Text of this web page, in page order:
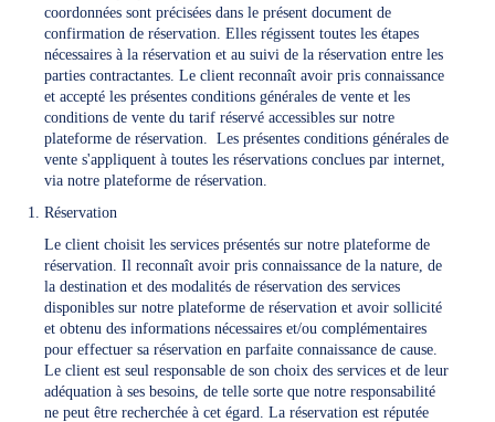
coordonnées sont précisées dans le présent document de
confirmation de réservation. Elles régissent toutes les étapes
nécessaires à la réservation et au suivi de la réservation entre les
parties contractantes. Le client reconnaît avoir pris connaissance
et accepté les présentes conditions générales de vente et les
conditions de vente du tarif réservé accessibles sur notre
plateforme de réservation. Les présentes conditions générales de
vente s'appliquent à toutes les réservations conclues par internet,
via notre plateforme de réservation.
Réservation
Le client choisit les services présentés sur notre plateforme de
réservation. Il reconnaît avoir pris connaissance de la nature, de
la destination et des modalités de réservation des services
disponibles sur notre plateforme de réservation et avoir sollicité
et obtenu des informations nécessaires et/ou complémentaires
pour effectuer sa réservation en parfaite connaissance de cause.
Le client est seul responsable de son choix des services et de leur
adéquation à ses besoins, de telle sorte que notre responsabilité
ne peut être recherchée à cet égard. La réservation est réputée